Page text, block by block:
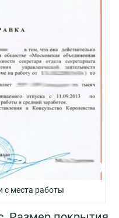
с места работы